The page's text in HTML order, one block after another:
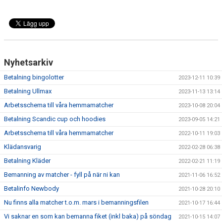
Nyhetsarkiv
Betalning bingolotter 2023-12-11 10:39
Betalning Ullmax 2023-11-13 13:14
Arbetsschema till våra hemmamatcher 2023-10-08 20:04
Betalning Scandic cup och hoodies 2023-09-05 14:21
Arbetsschema till våra hemmamatcher 2022-10-11 19:03
Klädansvarig 2022-02-28 06:38
Betalning Kläder 2022-02-21 11:19
Bemanning av matcher - fyll på när ni kan 2021-11-06 16:52
Betalinfo Newbody 2021-10-28 20:10
Nu finns alla matcher t.o.m. mars i bemanningsfilen 2021-10-17 16:44
Vi saknar en som kan bemanna fiket (inkl baka) på söndag 2021-10-15 14:07